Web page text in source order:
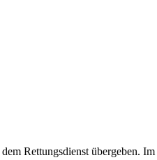
Rettungsdienst übergeben.